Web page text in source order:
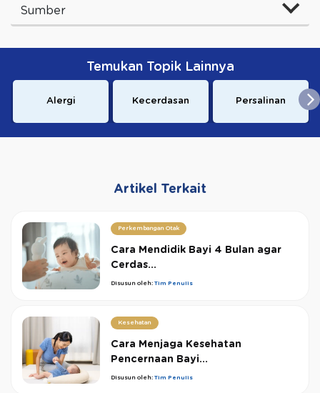
Sumber
Temukan Topik Lainnya
Alergi Kecerdasan Persalinan
Artikel Terkait
Perkembangan Otak
Cara Mendidik Bayi 4 Bulan agar
Cerdas...
Disusun oleh: Tim Penulis
Kesehatan
Cara Menjaga Kesehatan
Pencernaan Bayi...
Disusun oleh: Tim Penulis